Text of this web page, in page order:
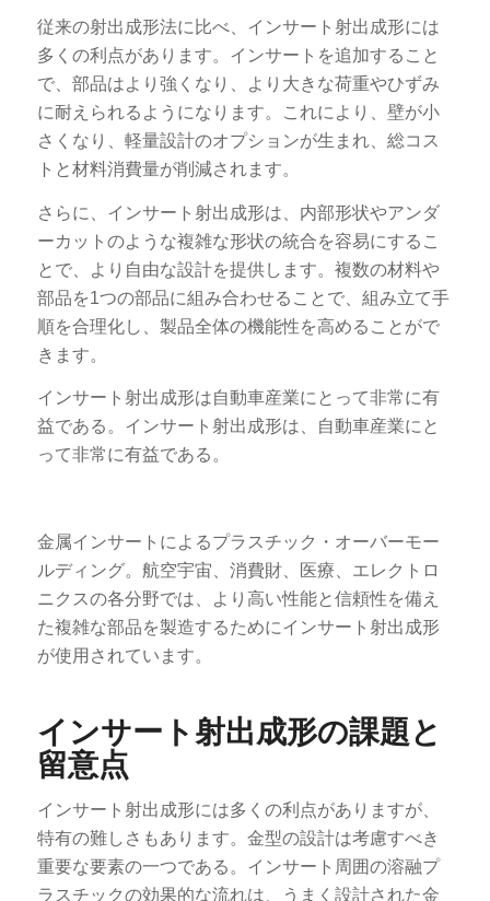
従来の射出成形法に比べ、インサート射出成形には
多くの利点があります。インサートを追加すること
で、部品はより強くなり、より大きな荷重やひずみ
に耐えられるようになります。これにより、壁が小
さくなり、軽量設計のオプションが生まれ、総コス
トと材料消費量が削減されます。
さらに、インサート射出成形は、内部形状やアンダ
ーカットのような複雑な形状の統合を容易にするこ
とで、より自由な設計を提供します。複数の材料や
部品を1つの部品に組み合わせることで、組み立て手
順を合理化し、製品全体の機能性を高めることがで
きます。
インサート射出成形は自動車産業にとって非常に有
益である。インサート射出成形は、自動車産業にと
って非常に有益である。
金属インサートによるプラスチック・オーバーモー
ルディング。航空宇宙、消費財、医療、エレクトロ
ニクスの各分野では、より高い性能と信頼性を備え
た複雑な部品を製造するためにインサート射出成形
が使用されています。
インサート射出成形の課題と
留意点
インサート射出成形には多くの利点がありますが、
特有の難しさもあります。金型の設計は考慮すべき
重要な要素の一つである。インサート周囲の溶融プ
ラスチックの効果的な流れは、うまく設計された金